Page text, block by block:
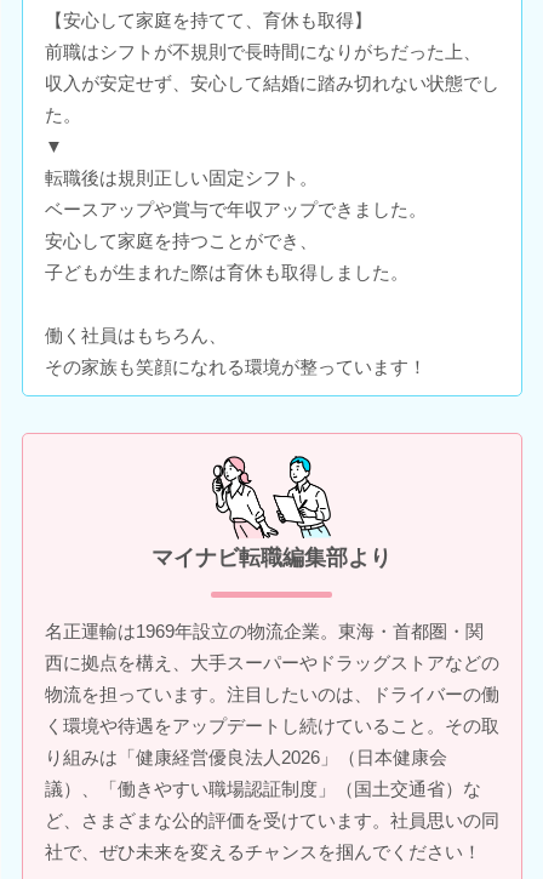
【安心して家庭を持てて、育休も取得】
前職はシフトが不規則で長時間になりがちだった上、
収入が安定せず、安心して結婚に踏み切れない状態でし
た。
▼
転職後は規則正しい固定シフト。
ベースアップや賞与で年収アップできました。
安心して家庭を持つことができ、
子どもが生まれた際は育休も取得しました。
働く社員はもちろん、
その家族も笑顔になれる環境が整っています！
マイナビ転職編集部より
名正運輸は1969年設立の物流企業。東海・首都圏・関
西に拠点を構え、大手スーパーやドラッグストアなどの
物流を担っています。注目したいのは、ドライバーの働
く環境や待遇をアップデートし続けていること。その取
り組みは「健康経営優良法人2026」（日本健康会
議）、「働きやすい職場認証制度」（国土交通省）な
ど、さまざまな公的評価を受けています。社員思いの同
社で、ぜひ未来を変えるチャンスを掴んでください！